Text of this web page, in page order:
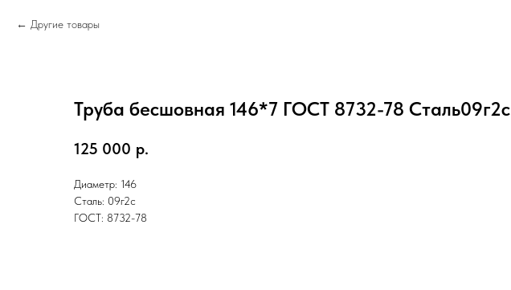
Другие товары
Труба бесшовная 146*7 ГОСТ 8732-78 Cталь09г2с
125 000 р.
Диаметр: 146
Сталь: 09г2с
ГОСТ: 8732-78